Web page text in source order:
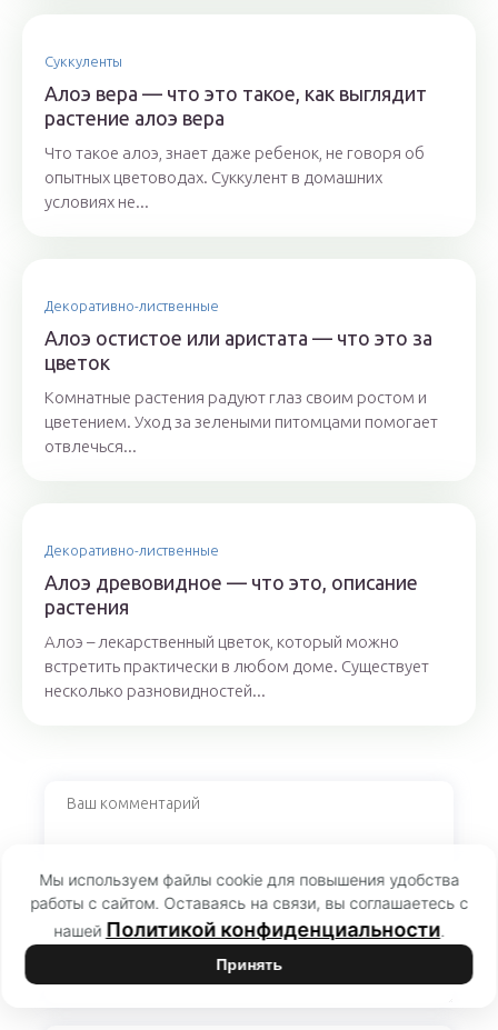
Суккуленты
Алоэ вера — что это такое, как выглядит
растение алоэ вера
Что такое алоэ, знает даже ребенок, не говоря об
опытных цветоводах. Суккулент в домашних
условиях не...
Декоративно-лиственные
Алоэ остистое или аристата — что это за
цветок
Комнатные растения радуют глаз своим ростом и
цветением. Уход за зелеными питомцами помогает
отвлечься...
Декоративно-лиственные
Алоэ древовидное — что это, описание
растения
Алоэ – лекарственный цветок, который можно
встретить практически в любом доме. Существует
несколько разновидностей...
Мы используем файлы cookie для повышения удобства
работы с сайтом. Оставаясь на связи, вы соглашаетесь с
нашей Политикой конфиденциальности.
Принять